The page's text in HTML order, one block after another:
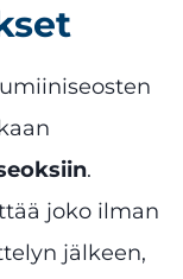
.
joko ilman
jälkeen,